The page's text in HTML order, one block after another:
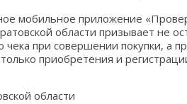
мобильное приложение
области призывает не
чека при совершении покупки, а
приобретения и
области